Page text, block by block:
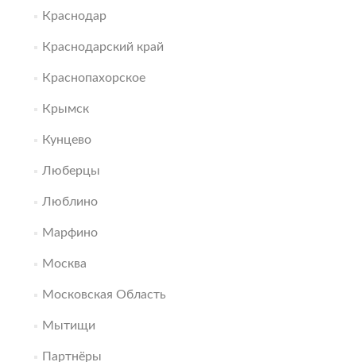
Краснодар
Краснодарский край
Краснопахорское
Крымск
Кунцево
Люберцы
Люблино
Марфино
Москва
Московская Область
Мытищи
Партнёры